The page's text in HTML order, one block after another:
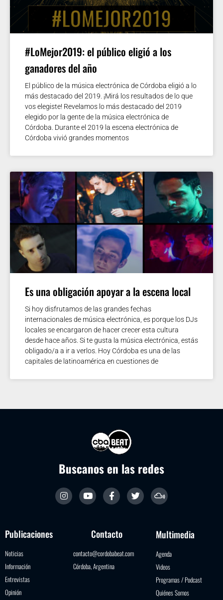
#LoMejor2019: el público eligió a los
ganadores del año
El público de la música electrónica de Córdoba eligió a lo
más destacado del 2019. ¡Mirá los resultados de lo que
vos elegiste! Revelamos lo más destacado del 2019
elegido por la gente de la música electrónica de
Córdoba. Durante el 2019 la escena electrónica de
Córdoba vivió grandes momentos
Es una obligación apoyar a la escena local
Si hoy disfrutamos de las grandes fechas
internacionales de música electrónica, es porque los DJs
locales se encargaron de hacer crecer esta cultura
desde hace años. Si te gusta la música electrónica, estás
obligado/a a ir a verlos. Hoy Córdoba es una de las
capitales de latinoamérica en cuestiones de
Buscanos en las redes
Publicaciones
Noticias
Información
Entrevistas
Opinión
Contacto
contacto@cordobabeat.com
Córdoba, Argentina
Multimedia
Agenda
Videos
Programas / Podcast
Quiénes Somos